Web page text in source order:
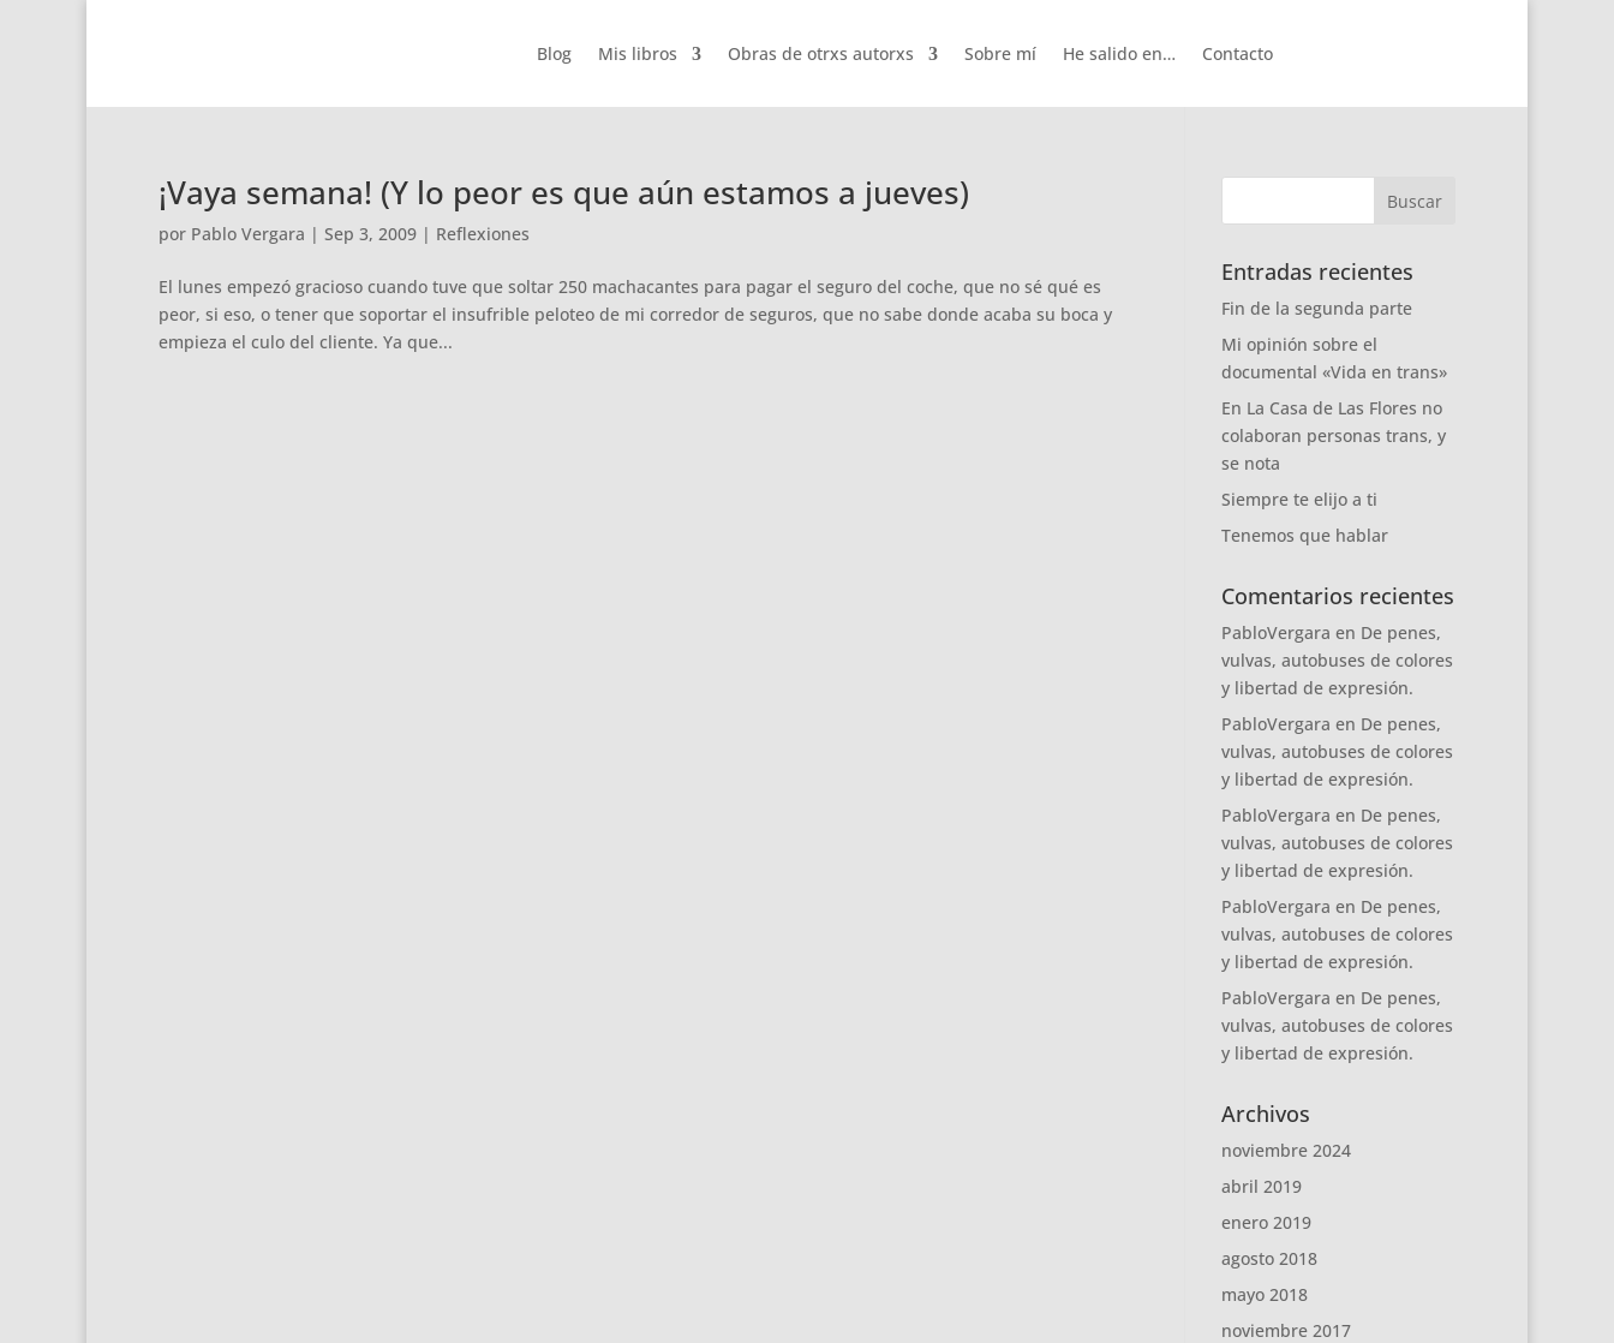
Blog Mis libros Obras de otrxs autorxs Sobre mí He salido en… Contacto
¡Vaya semana! (Y lo peor es que aún estamos a jueves)
por Pablo Vergara | Sep 3, 2009 | Reflexiones
El lunes empezó gracioso cuando tuve que soltar 250 machacantes para pagar el seguro del coche, que no sé qué es
peor, si eso, o tener que soportar el insufrible peloteo de mi corredor de seguros, que no sabe donde acaba su boca y
empieza el culo del cliente. Ya que...
Entradas recientes
Fin de la segunda parte
Mi opinión sobre el
documental «Vida en trans»
En La Casa de Las Flores no
colaboran personas trans, y
se nota
Siempre te elijo a ti
Tenemos que hablar
Comentarios recientes
PabloVergara en De penes,
vulvas, autobuses de colores
y libertad de expresión.
PabloVergara en De penes,
vulvas, autobuses de colores
y libertad de expresión.
PabloVergara en De penes,
vulvas, autobuses de colores
y libertad de expresión.
PabloVergara en De penes,
vulvas, autobuses de colores
y libertad de expresión.
PabloVergara en De penes,
vulvas, autobuses de colores
y libertad de expresión.
Archivos
noviembre 2024
abril 2019
enero 2019
agosto 2018
mayo 2018
noviembre 2017